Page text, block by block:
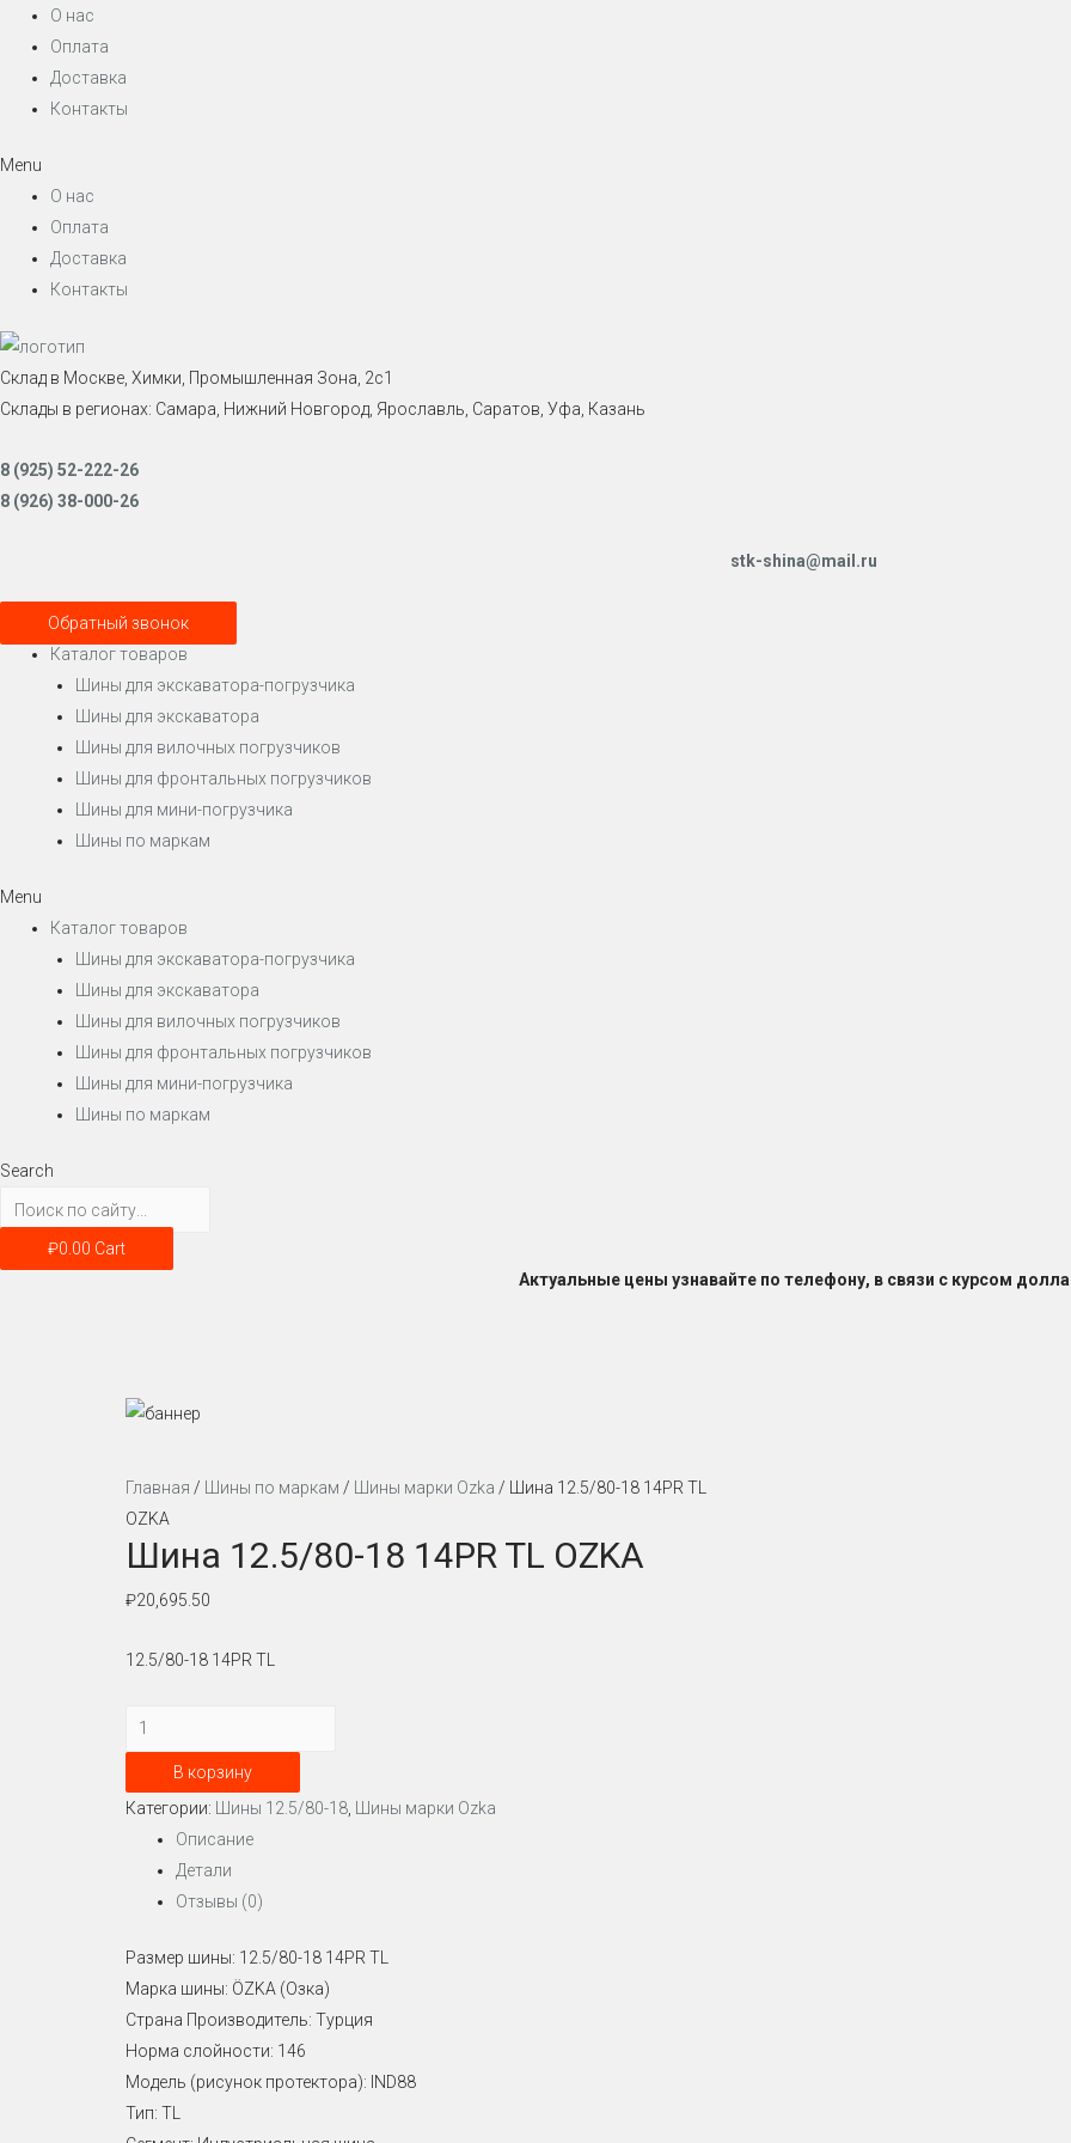
О нас
Оплата
Доставка
Контакты
Menu
О нас
Оплата
Доставка
Контакты
Склад в Москве, Химки, Промышленная Зона, 2с1
Склады в регионах: Самара, Нижний Новгород, Ярославль, Саратов, Уфа, Казань
8 (925) 52-222-26
8 (926) 38-000-26
stk-shina@mail.ru
Обратный звонок
Каталог товаров
Шины для экскаватора-погрузчика
Шины для экскаватора
Шины для вилочных погрузчиков
Шины для фронтальных погрузчиков
Шины для мини-погрузчика
Шины по маркам
Menu
Каталог товаров
Шины для экскаватора-погрузчика
Шины для экскаватора
Шины для вилочных погрузчиков
Шины для фронтальных погрузчиков
Шины для мини-погрузчика
Шины по маркам
Search
₽0.00 Cart
Актуальные цены узнавайте по телефону, в связи с курсом
Главная / Шины по маркам / Шины марки Ozka / Шина 12.5/80-18 14PR TL
OZKA
Шина 12.5/80-18 14PR TL OZKA
₽20,695.50
12.5/80-18 14PR TL
Количество
Шина
12.5/80-
18
14PR
OZKA
В корзину
Категории:
Шины 12.5/80-18,
Шины марки Ozka
Описание
Детали
Отзывы (0)
Размер шины: 12.5/80-18 14PR TL
Марка шины: ÖZKA (Озка)
Страна Производитель: Турция
Норма слойности: 146
Модель (рисунок протектора): IND88
Тип: TL